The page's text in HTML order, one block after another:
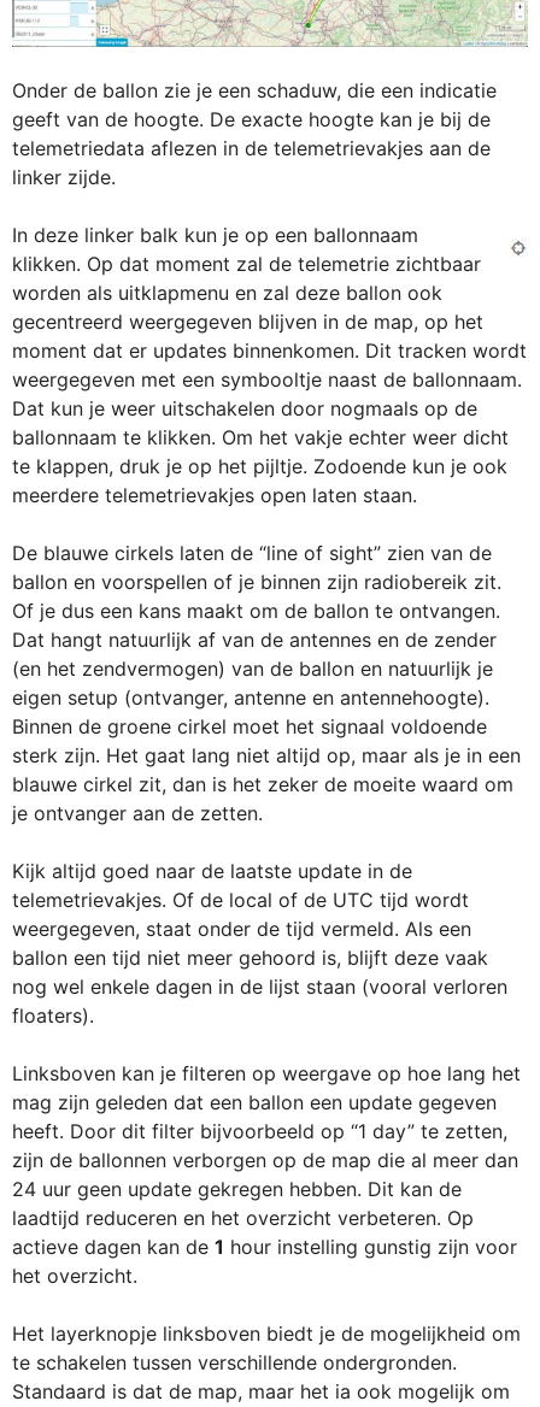
Onder de ballon zie je een schaduw, die een indicatie
geeft van de hoogte. De exacte hoogte kan je bij de
telemetriedata aflezen in de telemetrievakjes aan de
linker zijde.
In deze linker balk kun je op een ballonnaam
klikken. Op dat moment zal de telemetrie zichtbaar
worden als uitklapmenu en zal deze ballon ook
gecentreerd weergegeven blijven in de map, op het
moment dat er updates binnenkomen. Dit tracken wordt
weergegeven met een symbooltje naast de ballonnaam.
Dat kun je weer uitschakelen door nogmaals op de
ballonnaam te klikken. Om het vakje echter weer dicht
te klappen, druk je op het pijltje. Zodoende kun je ook
meerdere telemetrievakjes open laten staan.
De blauwe cirkels laten de “line of sight” zien van de
ballon en voorspellen of je binnen zijn radiobereik zit.
Of je dus een kans maakt om de ballon te ontvangen.
Dat hangt natuurlijk af van de antennes en de zender
(en het zendvermogen) van de ballon en natuurlijk je
eigen setup (ontvanger, antenne en antennehoogte).
Binnen de groene cirkel moet het signaal voldoende
sterk zijn. Het gaat lang niet altijd op, maar als je in een
blauwe cirkel zit, dan is het zeker de moeite waard om
je ontvanger aan de zetten.
Kijk altijd goed naar de laatste update in de
telemetrievakjes. Of de local of de UTC tijd wordt
weergegeven, staat onder de tijd vermeld. Als een
ballon een tijd niet meer gehoord is, blijft deze vaak
nog wel enkele dagen in de lijst staan (vooral verloren
floaters).
Linksboven kan je filteren op weergave op hoe lang het
mag zijn geleden dat een ballon een update gegeven
heeft. Door dit filter bijvoorbeeld op “1 day” te zetten,
zijn de ballonnen verborgen op de map die al meer dan
24 uur geen update gekregen hebben. Dit kan de
laadtijd reduceren en het overzicht verbeteren. Op
actieve dagen kan de 1 hour instelling gunstig zijn voor
het overzicht.
Het layerknopje linksboven biedt je de mogelijkheid om
te schakelen tussen verschillende ondergronden.
Standaard is dat de map, maar het ia ook mogelijk om